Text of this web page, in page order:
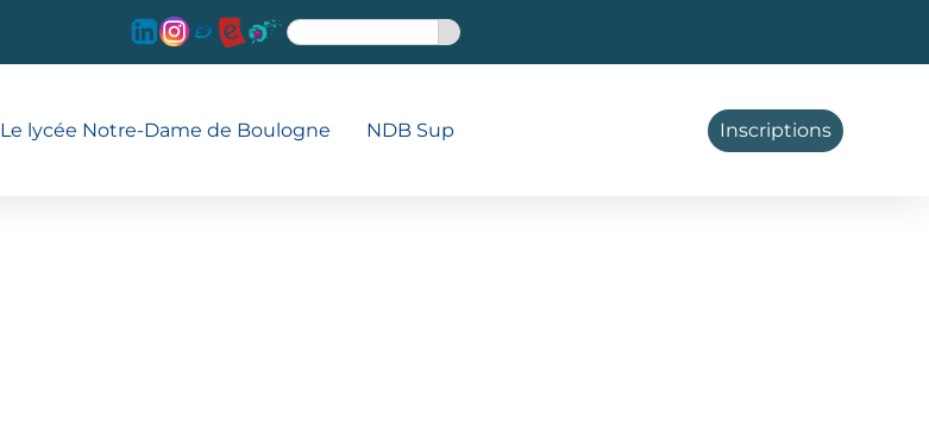
Le lycée Notre-Dame de Boulogne NDB Sup Inscriptions